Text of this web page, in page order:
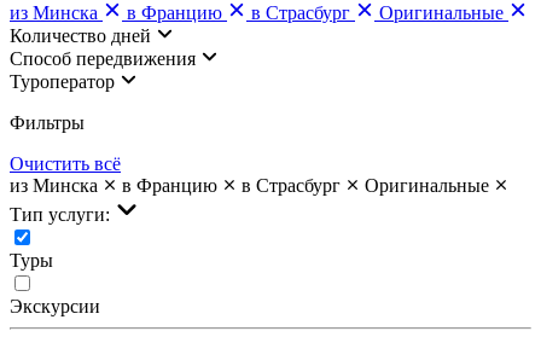
из Минска
в Францию в Страсбург
Оригинальные
Количество дней
Cпособ передвижения
Туроператор
Фильтры
Очистить всё
из Минска
в Францию в Страсбург
Оригинальные
Тип услуги:
Туры
Экскурсии